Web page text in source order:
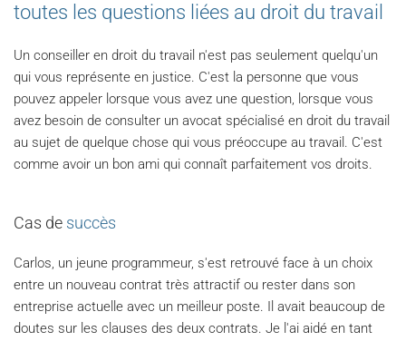
toutes les questions liées au droit du travail
Un conseiller en droit du travail n'est pas seulement quelqu'un
qui vous représente en justice. C'est la personne que vous
pouvez appeler lorsque vous avez une question, lorsque vous
avez besoin de consulter un avocat spécialisé en droit du travail
au sujet de quelque chose qui vous préoccupe au travail. C'est
comme avoir un bon ami qui connaît parfaitement vos droits.
Cas de succès
Carlos, un jeune programmeur, s'est retrouvé face à un choix
entre un nouveau contrat très attractif ou rester dans son
entreprise actuelle avec un meilleur poste. Il avait beaucoup de
doutes sur les clauses des deux contrats. Je l'ai aidé en tant